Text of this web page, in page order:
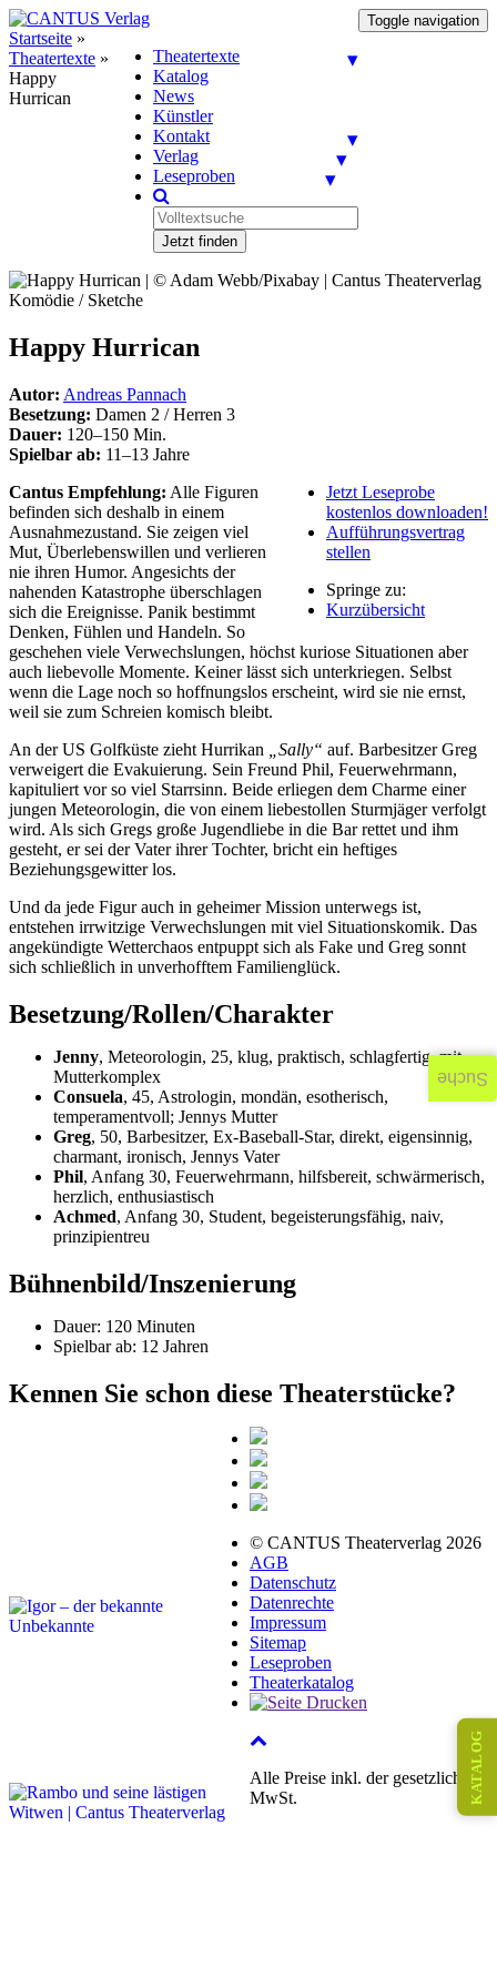
Toggle navigation
Theatertexte
Katalog
News
Künstler
Kontakt
Verlag
Leseproben
Jetzt finden
Startseite »
Theatertexte »
Happy
Hurrican
Komödie / Sketche
Happy Hurrican
Autor: Andreas Pannach
Besetzung: Damen 2 / Herren 3
Dauer: 120–150 Min.
Spielbar ab: 11–13 Jahre
Jetzt Leseprobe
kostenlos downloaden!
Aufführungsvertrag
stellen
Springe zu:
Kurzübersicht
Cantus Empfehlung: Alle Figuren
befinden sich deshalb in einem
Ausnahmezustand. Sie zeigen viel
Mut, Überlebenswillen und verlieren
nie ihren Humor. Angesichts der
nahenden Katastrophe überschlagen
sich die Ereignisse. Panik bestimmt
Denken, Fühlen und Handeln. So
geschehen viele Verwechslungen, höchst kuriose Situationen aber
auch liebevolle Momente. Keiner lässt sich unterkriegen. Selbst
wenn die Lage noch so hoffnungslos erscheint, wird sie nie ernst,
weil sie zum Schreien komisch bleibt.
An der US Golfküste zieht Hurrikan
„Sally“ auf. Barbesitzer Greg
verweigert die Evakuierung. Sein Freund Phil, Feuerwehrmann,
kapituliert vor so viel Starrsinn. Beide erliegen dem Charme einer
jungen Meteorologin, die von einem liebestollen Sturmjäger verfolgt
wird. Als sich Gregs große Jugendliebe in die Bar rettet und ihm
gesteht, er sei der Vater ihrer Tochter, bricht ein heftiges
Beziehungsgewitter los.
Und da jede Figur auch in geheimer Mission unterwegs ist,
entstehen irrwitzige Verwechslungen mit viel Situationskomik. Das
angekündigte Wetterchaos entpuppt sich als Fake und Greg sonnt
sich schließlich in unverhofftem Familienglück.
Besetzung/Rollen/Charakter
Jenny, Meteorologin, 25, klug, praktisch, schlagfertig, mit
Mutterkomplex
Consuela, 45, Astrologin, mondän, esotherisch,
temperamentvoll; Jennys Mutter
Greg, 50, Barbesitzer, Ex-Baseball-Star, direkt, eigensinnig,
charmant, ironisch, Jennys Vater
Phil, Anfang 30, Feuerwehrmann, hilfsbereit, schwärmerisch,
herzlich, enthusiastisch
Achmed, Anfang 30, Student, begeisterungsfähig, naiv,
prinzipientreu
Bühnenbild/Inszenierung
Dauer: 120 Minuten
Spielbar ab: 12 Jahren
Kennen Sie schon diese Theaterstücke?
© CANTUS Theaterverlag 2026
AGB
Datenschutz
Datenrechte
Impressum
Sitemap
Leseproben
Theaterkatalog
Alle Preise inkl. der gesetzlichen
MwSt.
KATALOG
Suche